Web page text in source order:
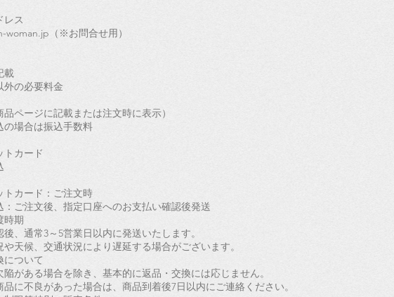
レス
woman.jp（※お問合せ用）
載
外の必要料金
品ページに記載または注文時に表示）
の場合は振込手数料
トカード
トカード：ご注文時
：ご注文後、指定口座へのお支払い確認後発送
時期
後、通常3～5営業日以内に発送いたします。
や天候、交通状況により遅延する場合がございます。
について
陥がある場合を除き、基本的に返品・交換には応じません。
品に不良があった場合は、商品到着後7日以内にご連絡ください。